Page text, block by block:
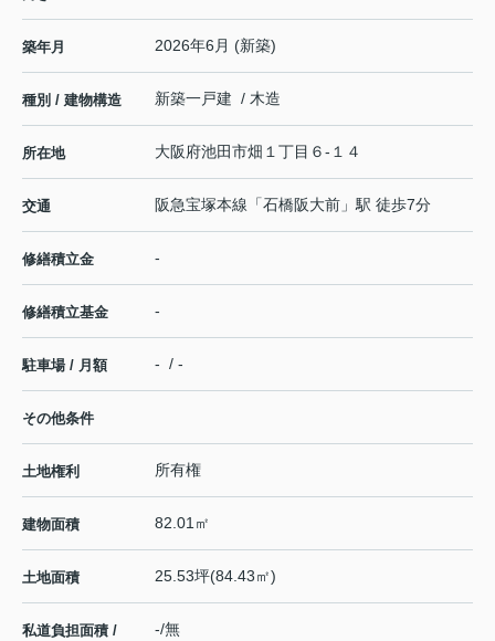
築年月 2026年6月 (新築)
種別 / 建物構造 新築一戸建 / 木造
所在地 大阪府池田市畑 １丁目６-１４
交通 阪急宝塚本線 「石橋阪大前 」駅 徒歩7分
修繕積立金 -
修繕積立基金 -
駐車場 / 月額 - / -
その他条件
土地権利 所有権
建物面積 82.01㎡
土地面積 25.53坪(84.43㎡)
私道負担面積 /
-/無